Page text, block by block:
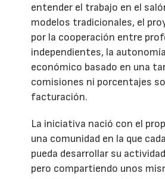
entender el trabajo en el
modelos tradicionales, el
por la cooperación entre
independientes, la
económico basado en una
comisiones ni porcentajes
facturación.
La iniciativa nació con el
una comunidad en la que
pueda desarrollar su
pero compartiendo unos